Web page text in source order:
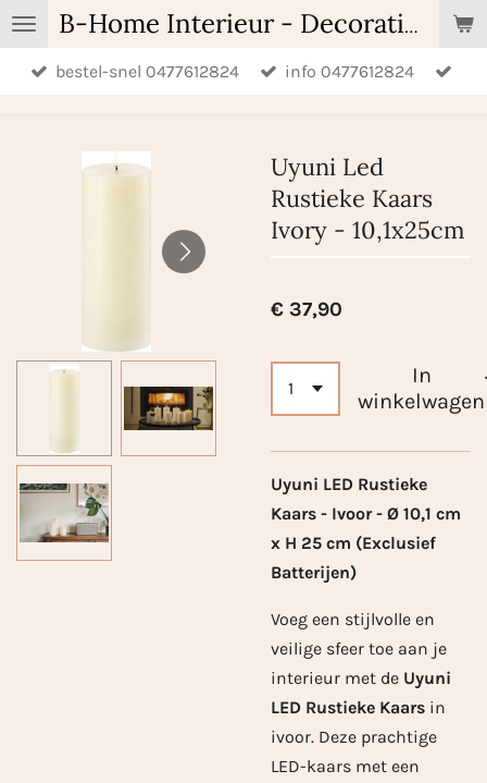
Ga
direct
naar
B-Home Interieur - Decoratie & Geschenken - Geurartikelen
bestel-snel 0477612824 info 0477612824
Uyuni Led
Rustieke Kaars
Ivory - 10,1x25cm
€ 37,90
In
winkelwagen
Uyuni LED Rustieke
Kaars - Ivoor - Ø 10,1 cm
x H 25 cm (Exclusief
Batterijen)
Voeg een stijlvolle en
veilige sfeer toe aan je
interieur met de Uyuni
LED Rustieke Kaars in
ivoor. Deze prachtige
LED-kaars met een